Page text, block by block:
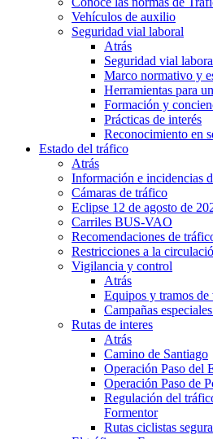
Vehículos de auxilio
Seguridad vial laboral
Atrás
Seguridad vial
Marco normativo y
Herramientas para
Formación y
Prácticas de interés
Reconocimiento en
Estado del tráfico
Atrás
Información e incidencias
Cámaras de tráfico
Eclipse 12 de agosto de
Carriles BUS-VAO
Recomendaciones de
Restricciones a la
Vigilancia y control
Atrás
Equipos y tramos
Campañas
Rutas de interes
Atrás
Camino de Santiago
Operación Paso del
Operación Paso de
Regulación del
Formentor
Rutas ciclistas